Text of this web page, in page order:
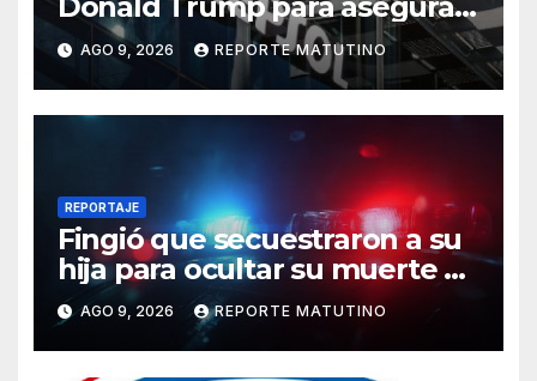
Donald Trump para asegurar
negocios en Venezuela
AGO 9, 2026 REPORTE MATUTINO
REPORTAJE
Fingió que secuestraron a su
hija para ocultar su muerte y
así la policía descubrió el
engaño
AGO 9, 2026 REPORTE MATUTINO